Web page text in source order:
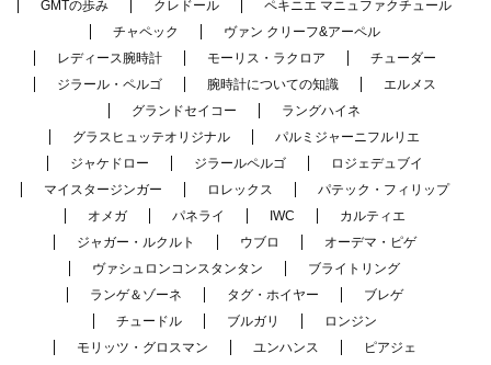
GMTの歩み クレドール
ペキニエ マニュファクチュール
チャペック
ヴァン クリーフ&アーペル
レディース腕時計
モーリス・ラクロア
チューダー
ジラール・ペルゴ
腕時計についての知識
エルメス
グランドセイコー
ラングハイネ
グラスヒュッテオリジナル
パルミジャーニフルリエ
ジャケドロー
ジラールペルゴ
ロジェデュブイ
マイスタージンガー
ロレックス
パテック・フィリップ
オメガ
パネライ IWC
カルティエ
ジャガー・ルクルト
ウブロ
オーデマ・ピゲ
ヴァシュロンコンスタンタン
ブライトリング
ランゲ＆ゾーネ
タグ・ホイヤー
ブレゲ
チュードル
ブルガリ
ロンジン
モリッツ・グロスマン
ユンハンス
ピアジェ